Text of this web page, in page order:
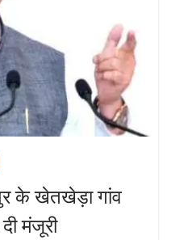
के खेतखेड़ा गांव
मंजूरी